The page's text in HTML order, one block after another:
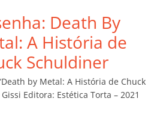
dI
n
e
Cl
a
ss
ro
Li
n
k
ar
til
h
ar
Death By
A História de
Schuldiner
by Metal: A História de Chuck
Editora: Estética Torta – 2021